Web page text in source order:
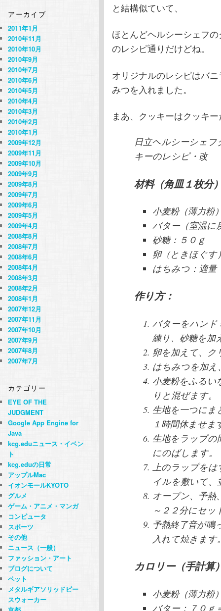
と結構似ていて、
ほとんどヘルシーシェフ
のレシピ通りだけどね。
オリジナルのレシピはバ
みつを入れました。
まあ、クッキーはクッキ
日立ヘルシーシェ
キーのレシピ・改
材料（角皿１枚分
小麦粉（薄力粉
バター（室温に
砂糖：５０ｇ
卵（ときほぐす
はちみつ：適量
作り方：
バターをハン
練り、砂糖を加
卵を加えて、
はちみつを加え
小麦粉をふるい
りと混ぜます。
生地を一つにま
１時間休ませま
生地をラップの
にのばします。
上のラップをは
イルを敷いて、
オーブン、予熱
～２２分にセッ
予熱終了音が鳴
入れて焼きます
カロリー（手計算
小麦粉（薄力粉
バター：７０ｇ
アーカイブ
2011年1月
2010年11月
2010年10月
2010年9月
2010年7月
2010年6月
2010年5月
2010年4月
2010年3月
2010年2月
2010年1月
2009年12月
2009年11月
2009年10月
2009年9月
2009年8月
2009年7月
2009年6月
2009年5月
2009年4月
2008年8月
2008年7月
2008年6月
2008年4月
2008年3月
2008年2月
2008年1月
2007年12月
2007年11月
2007年10月
2007年9月
2007年8月
2007年7月
カテゴリー
EYE OF THE
JUDGMENT
Google App Engine for
Java
kcg.eduニュース・イベン
ト
kcg.eduの日常
アップルMac
イオンモールKYOTO
グルメ
ゲーム・アニメ・マンガ
コンピュータ
スポーツ
その他
ニュース（一般）
ファッション・アート
ブログについて
ペット
メタルギアソリッドピー
スウォーカー